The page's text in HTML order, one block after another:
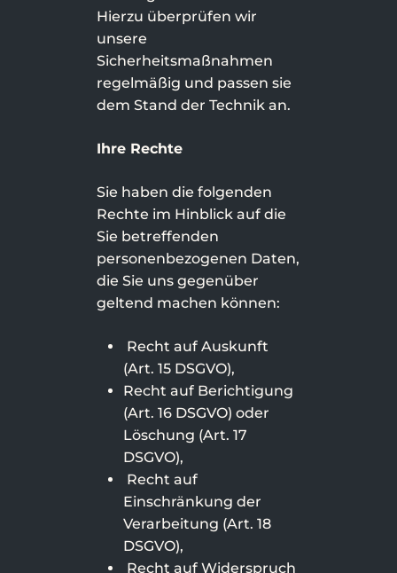
Hierzu überprüfen wir
unsere
Sicherheitsmaßnahmen
regelmäßig und passen sie
dem Stand der Technik an.
Ihre Rechte
Sie haben die folgenden
Rechte im Hinblick auf die
Sie betreffenden
personenbezogenen Daten,
die Sie uns gegenüber
geltend machen können:
Recht auf Auskunft
(Art. 15 DSGVO),
Recht auf Berichtigung
(Art. 16 DSGVO) oder
Löschung (Art. 17
DSGVO),
Recht auf
Einschränkung der
Verarbeitung (Art. 18
DSGVO),
Recht auf Widerspruch